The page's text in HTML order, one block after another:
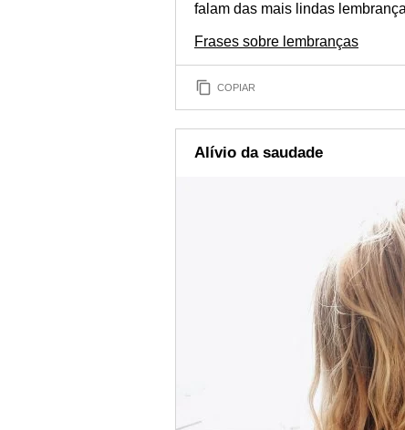
falam das mais lindas
Frases sobre lembranças
COPIAR
Alívio da saudade